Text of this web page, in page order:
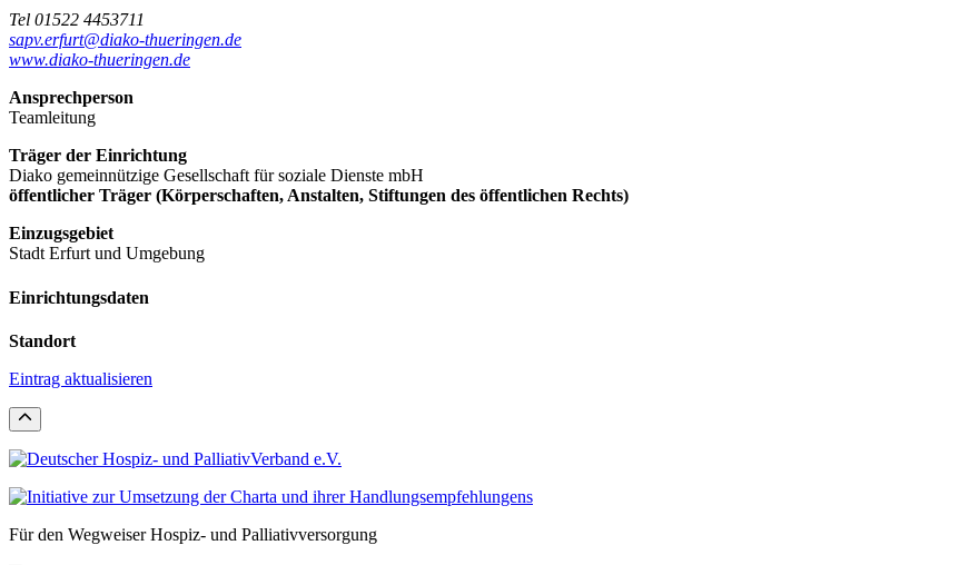
Tel 01522 4453711
sapv.erfurt@diako-thueringen.de
www.diako-thueringen.de
Ansprechperson
Teamleitung
Träger der Einrichtung
Diako gemeinnützige Gesellschaft für soziale Dienste mbH
öffentlicher Träger (Körperschaften, Anstalten, Stiftungen des öffentlichen Rechts)
Einzugsgebiet
Stadt Erfurt und Umgebung
Einrichtungsdaten
Standort
Eintrag aktualisieren
Für den Wegweiser Hospiz- und Palliativversorgung